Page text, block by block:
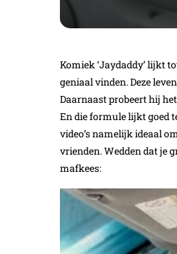
Komiek ‘Jaydaddy’ lijkt
geniaal vinden. Deze
Daarnaast probeert hij
En die formule lijkt goed
video’s namelijk ideaal
vrienden. Wedden dat je
mafkees: